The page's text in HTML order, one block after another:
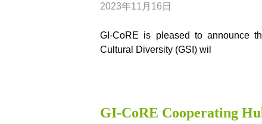
2023年11月16日
GI-CoRE is pleased to announce
Cultural Diversity (GSI) wil
GI-CoRE Cooperating